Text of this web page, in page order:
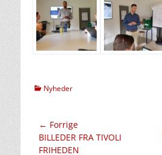
kategorier
Nyheder
Indlægsnavigation
← Forrige
Forrige
indlæg:
BILLEDER FRA TIVOLI
FRIHEDEN